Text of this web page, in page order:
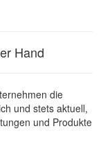
Hand
die
und stets aktuell,
und Produkte